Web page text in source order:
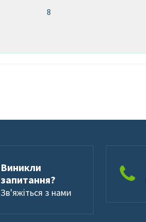
8
Виникли
запитання?
Зв'яжіться з нами